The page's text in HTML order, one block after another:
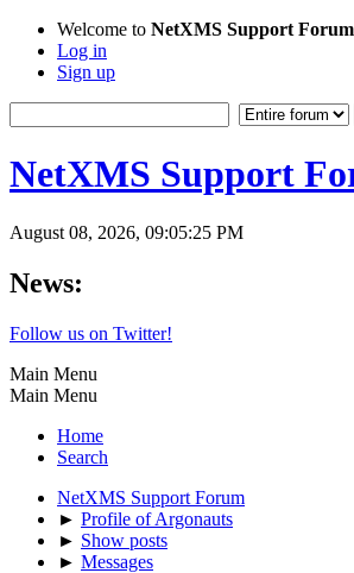
Welcome to NetXMS Support Forum
Log in
Sign up
NetXMS Support
August 08, 2026, 09:05:25 PM
News:
Follow us on Twitter!
Main Menu
Main Menu
Home
Search
NetXMS Support Forum
► Profile of Argonauts
► Show posts
► Messages